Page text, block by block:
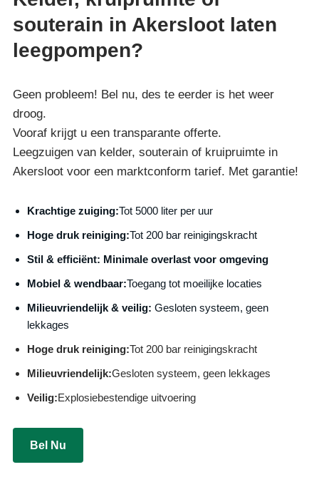
souterain in Akersloot laten
leegpompen?
Geen probleem! Bel nu, des te eerder is het weer
droog.
Vooraf krijgt u een transparante offerte.
Leegzuigen van kelder, souterain of kruipruimte in
Akersloot voor een marktconform tarief. Met garantie!
Krachtige zuiging:Tot 5000 liter per uur
Hoge druk reiniging:Tot 200 bar reinigingskracht
Stil & efficiënt: Minimale overlast voor omgeving
Mobiel & wendbaar:Toegang tot moeilijke locaties
Milieuvriendelijk & veilig: Gesloten systeem, geen
lekkages
Hoge druk reiniging:Tot 200 bar reinigingskracht
Milieuvriendelijk:Gesloten systeem, geen lekkages
Veilig:Explosiebestendige uitvoering
Bel Nu